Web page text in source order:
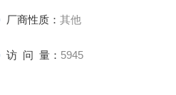
厂商性质： 其他
访 问 量： 5945